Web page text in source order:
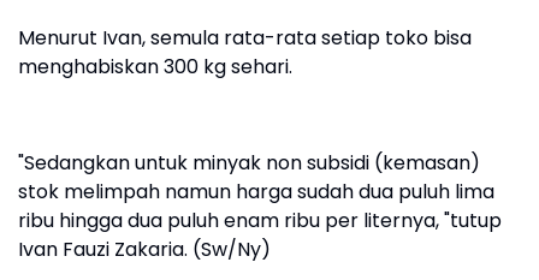
Menurut Ivan, semula rata-rata setiap toko bisa
menghabiskan 300 kg sehari.
"Sedangkan untuk minyak non subsidi (kemasan)
stok melimpah namun harga sudah dua puluh lima
ribu hingga dua puluh enam ribu per liternya, "tutup
Ivan Fauzi Zakaria. (Sw/Ny)